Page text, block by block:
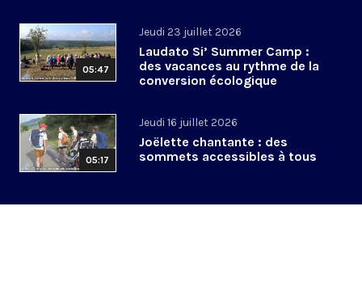
05:47
Jeudi 23 juillet 2026
Laudato Si’ Summer Camp :
des vacances au rythme de la
conversion écologique
05:17
Jeudi 16 juillet 2026
Joëlette chantante : des
sommets accessibles à tous